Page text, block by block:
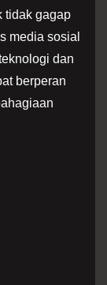
tidak gagap
media sosial
dan
berperan